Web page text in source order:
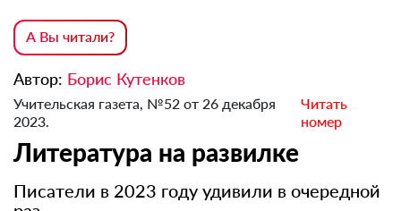
А Вы читали?
Автор: Борис Кутенков
Учительская газета, №52 от 26 декабря
2023.
Читать
номер
Литература на развилке
Писатели в 2023 году удивили в очередной